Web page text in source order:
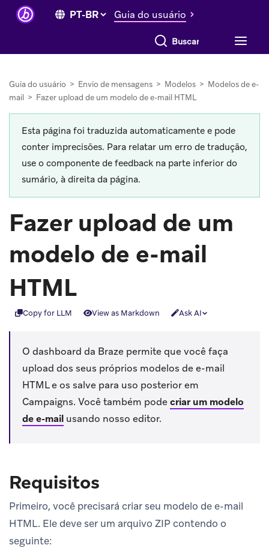
Guia do usuário
Buscar tudo
Guia do usuário > Envio de mensagens > Modelos > Modelos de e-
mail > Fazer upload de um modelo de e-mail HTML
Esta página foi traduzida automaticamente e pode
conter imprecisões. Para relatar um erro de tradução,
use o componente de feedback na parte inferior do
sumário, à direita da página.
Fazer upload de um
modelo de e-mail
HTML
Copy for LLM View as Markdown Ask AI
O dashboard da Braze permite que você faça
upload dos seus próprios modelos de e-mail
HTML e os salve para uso posterior em
Campaigns. Você também podecriar um modelo
de e-mail usando nosso editor.
Requisitos
Primeiro, você precisará criar seu modelo de e-mail
HTML. Ele deve ser um arquivo ZIP contendo o
seguinte: